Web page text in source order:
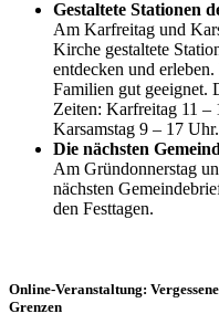
Gestaltete Stationen
Am Karfreitag und
Kirche gestaltete
entdecken und
Familien gut geeignet.
Zeiten: Karfreitag 11
Karsamstag 9 – 17 Uhr.
Die nächsten
Am Gründonnerstag
nächsten
den Festtagen.
Online-Veranstaltung:
Grenzen